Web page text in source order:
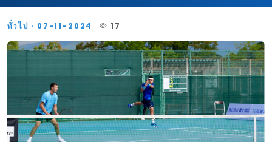
ทั่วไป · 07-11-2024 17